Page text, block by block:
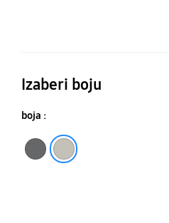
Izaberi boju
boja :